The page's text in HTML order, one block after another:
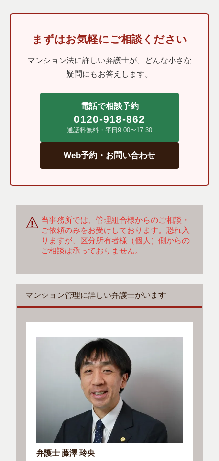
まずはお気軽にご相談ください
マンション法に詳しい弁護士が、どんな小さな
疑問にもお答えします。
電話で相談予約
0120-918-862
通話料無料・平日9:00〜17:30
Web予約・お問い合わせ
当事務所では、管理組合様からのご相談・
ご依頼のみをお受けしております。恐れ入
りますが、区分所有者様（個人）側からの
ご相談は承っておりません。
マンション管理に詳しい弁護士がいます
弁護士 藤澤 玲央